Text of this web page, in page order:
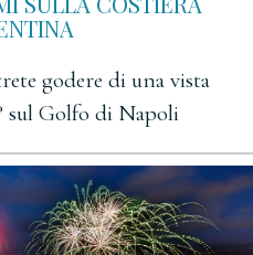
godere di una vista
sul Golfo di Napoli